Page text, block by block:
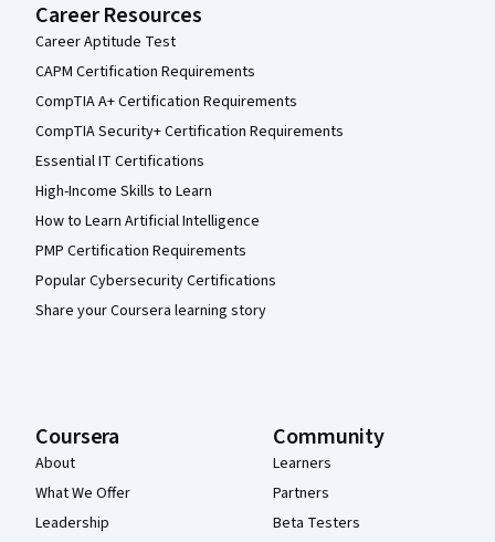
Career Resources
Career Aptitude Test
CAPM Certification Requirements
CompTIA A+ Certification Requirements
CompTIA Security+ Certification Requirements
Essential IT Certifications
High-Income Skills to Learn
How to Learn Artificial Intelligence
PMP Certification Requirements
Popular Cybersecurity Certifications
Share your Coursera learning story
Coursera
About
What We Offer
Leadership
Community
Learners
Partners
Beta Testers